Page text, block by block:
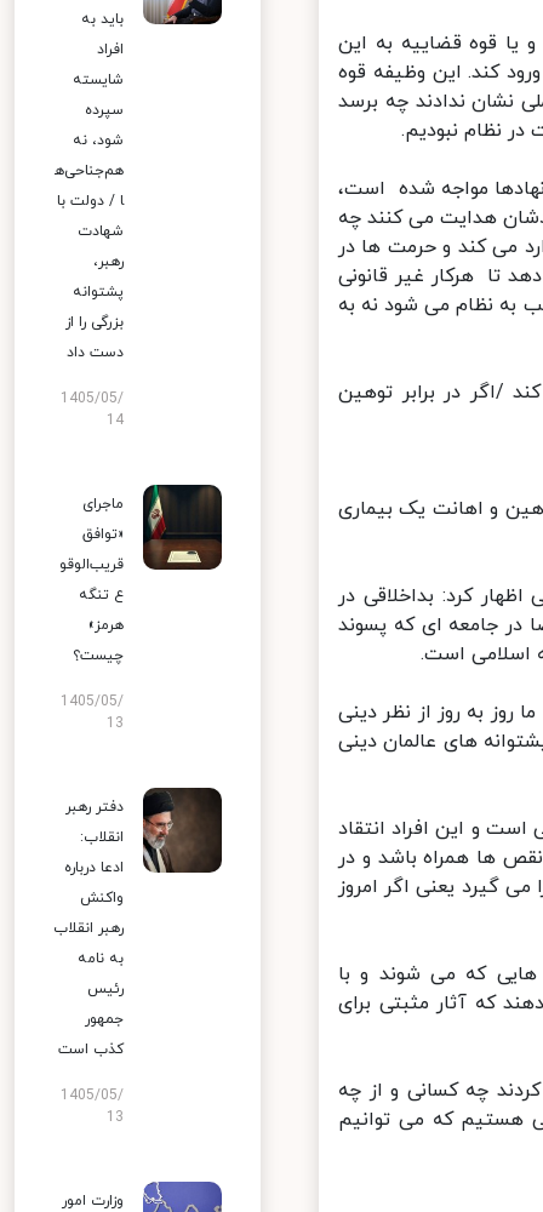
یا قوه قضاییه به این
کند. این وظیفه قوه
نشان ندادند چه برسد
نظام نبودیم.
مواجه شده است،
هدایت می کنند چه
می کند و حرمت ها در
هرکار غیر قانونی
به نظام می شود نه به
/اگر در برابر توهین
و اهانت یک بیماری
کرد: بداخلاقی در
جامعه ای که پسوند
اسلامی است.
به روز از نظر دینی
های عالمان دینی
و این افراد انتقاد
ها همراه باشد و در
گیرد یعنی اگر امروز
که می شوند و با
که آثار مثبتی برای
چه کسانی و از چه
هستیم که می توانیم
باید به
افراد
شایسته
سپرده
شود، نه
هم‌جناحی‌ه
ا / دولت با
شهادت
رهبر،
پشتوانه
بزرگی را از
دست داد
1405/05/
14
ماجرای
«توافق
قریب‌الوقو
ع تنگه
هرمز»
چیست؟
1405/05/
13
دفتر رهبر
انقلاب:
ادعا درباره
واکنش
رهبر انقلاب
به نامه
رئیس
جمهور
کذب است
1405/05/
13
وزارت امور